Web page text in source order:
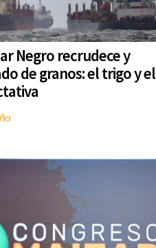
Negro recrudece y
de granos: el trigo y el